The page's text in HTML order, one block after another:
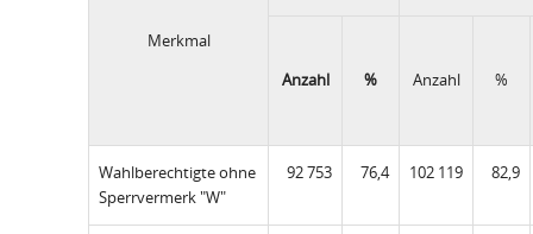
Merkmal
Anzahl % Anzahl %
Wahlberechtigte ohne
Sperrvermerk "W"
92 753 76,4 102 119 82,9